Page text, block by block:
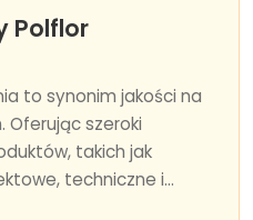
Polflor
to synonim jakości na
Oferując szeroki
takich jak
techniczne i...